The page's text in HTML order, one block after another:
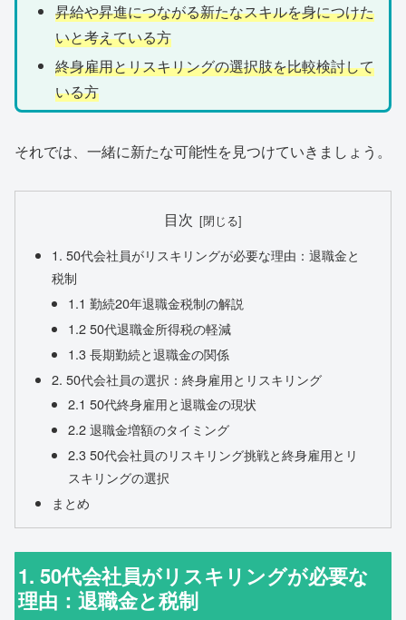
昇給や昇進につながる新たなスキルを身につけた
いと考えている方
終身雇用とリスキリングの選択肢を比較検討して
いる方
それでは、一緒に新たな可能性を見つけていきましょう。
目次
1. 50代会社員がリスキリングが必要な理由：退職金と
税制
1.1 勤続20年退職金税制の解説
1.2 50代退職金所得税の軽減
1.3 長期勤続と退職金の関係
2. 50代会社員の選択：終身雇用とリスキリング
2.1 50代終身雇用と退職金の現状
2.2 退職金増額のタイミング
2.3 50代会社員のリスキリング挑戦と終身雇用とリ
スキリングの選択
まとめ
1. 50代会社員がリスキリングが必要な
理由：退職金と税制